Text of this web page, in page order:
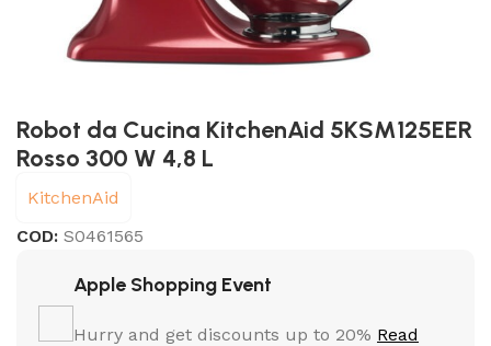
Robot da Cucina KitchenAid 5KSM125EER
Rosso 300 W 4,8 L
KitchenAid
COD:S0461565
Apple Shopping Event
Hurry and get discounts up to 20% Read